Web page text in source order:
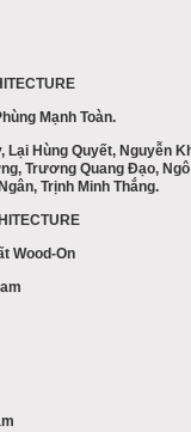
Mạnh Toàn.
Lại Hùng Quyết, Nguyễn
Trương Quang Đạo,
Trịnh Minh Thắng.
Wood-On